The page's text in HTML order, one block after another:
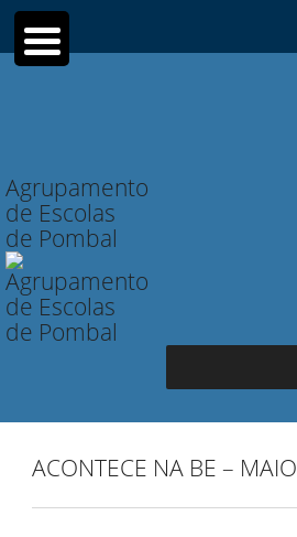
Agrupamento
de Escolas
de Pombal
ACONTECE NA BE – MAIO